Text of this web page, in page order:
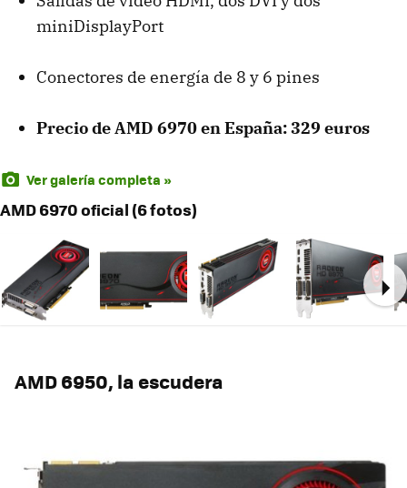
miniDisplayPort
Conectores de energía de 8 y 6 pines
Precio deAMD 6970 en España: 329 euros
Ver galería completa »
AMD 6970 oficial (6 fotos)
AMD6950, la escudera